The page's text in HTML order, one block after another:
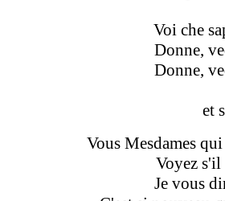
Voi che
Donne,
Donne,
et
Vous Mesdames
Voyez s'il
Je vous